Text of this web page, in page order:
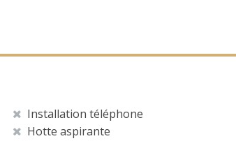
Installation téléphone
Hotte aspirante